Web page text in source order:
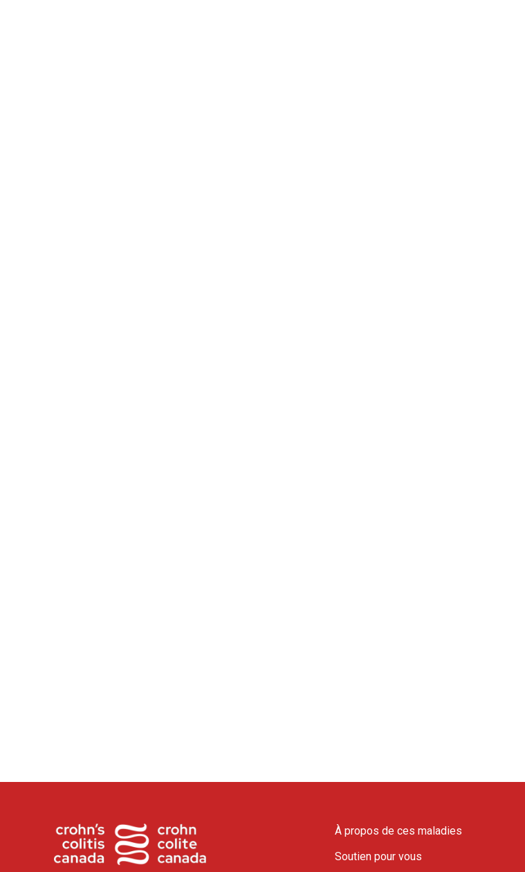
À propos de ces maladies
Soutien pour vous